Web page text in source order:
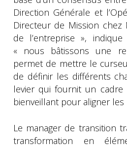
Direction Générale et
Directeur de Mission chez
de l’entreprise », indique
« nous bâtissons une
permet de mettre le
de définir les différents
levier qui fournit un
bienveillant pour aligner les
Le manager de transition
transformation en